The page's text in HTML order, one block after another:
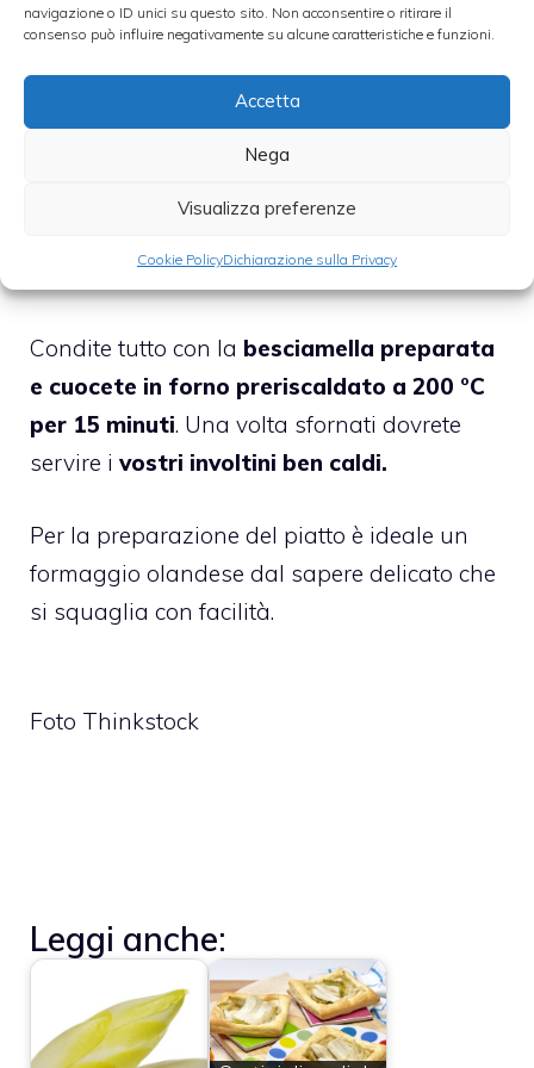
navigazione o ID unici su questo sito. Non acconsentire o ritirare il
consenso può influire negativamente su alcune caratteristiche e funzioni.
Accetta
Nega
Visualizza preferenze
Cookie PolicyDichiarazione sulla Privacy
Infine aggiungete sale e pepe.Ora dovrete
preparare gli involtini: potete preparare
monoporzioni oppure una pirofila unica.
In ogni caso dovreteimburrare le pirofila di
cottura, poi avvolgere ogni cespo di indivia
sulla teglia.
Condite tutto con la besciamella preparata
e cuocete in forno preriscaldato a 200 °C
per 15 minuti. Una volta sfornati dovrete
servire i vostri involtini ben caldi.
Per la preparazione del piatto è ideale un
formaggio olandese dal sapere delicato che
si squaglia con facilità.
Foto Thinkstock
Leggi anche: